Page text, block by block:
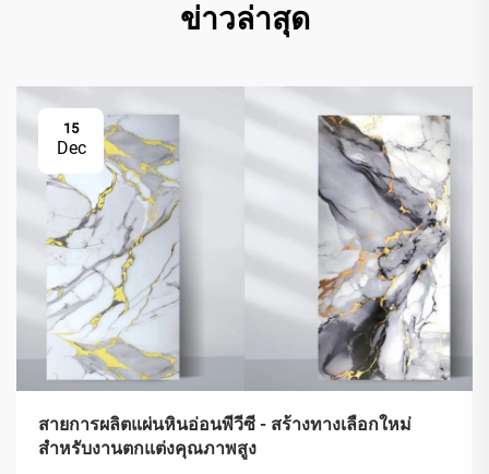
ข่าวล่าสุด
15
Dec
สายการผลิตแผ่นหินอ่อนพีวีซี - สร้างทางเลือกใหม่
สำหรับงานตกแต่งคุณภาพสูง